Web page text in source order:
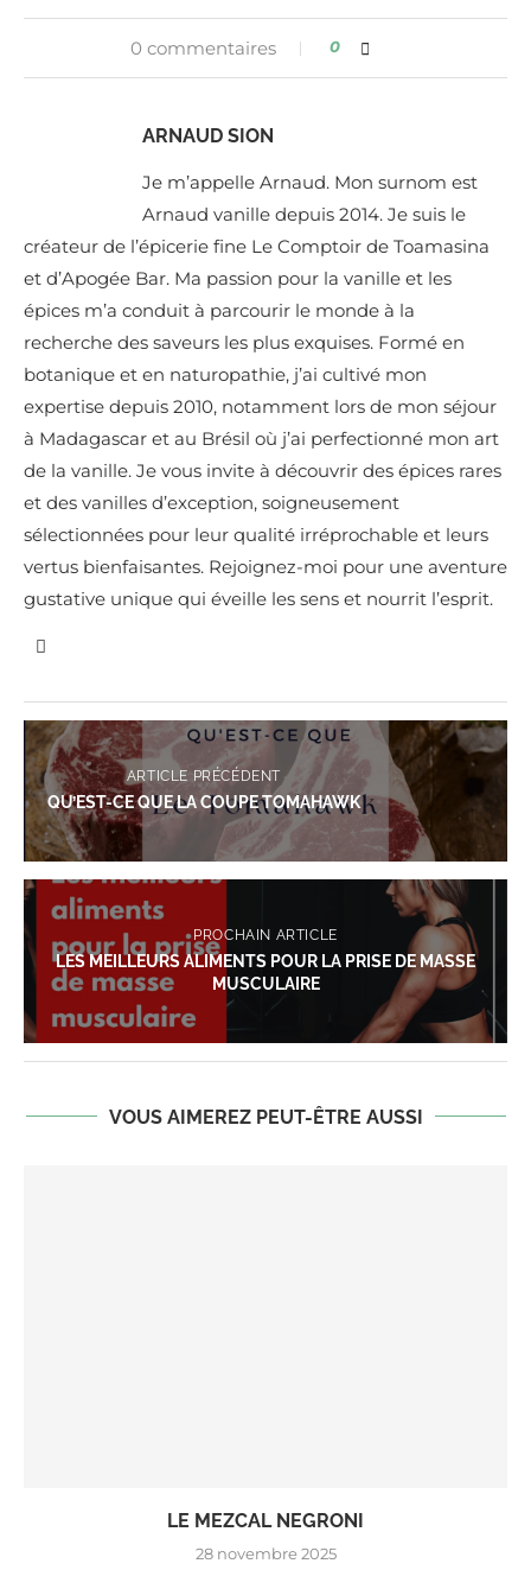
0 commentaires 0
ARNAUD SION
Je m’appelle Arnaud. Mon surnom est
Arnaud vanille depuis 2014. Je suis le
créateur de l’épicerie fine Le Comptoir de Toamasina
et d’Apogée Bar. Ma passion pour la vanille et les
épices m’a conduit à parcourir le monde à la
recherche des saveurs les plus exquises. Formé en
botanique et en naturopathie, j’ai cultivé mon
expertise depuis 2010, notamment lors de mon séjour
à Madagascar et au Brésil où j’ai perfectionné mon art
de la vanille. Je vous invite à découvrir des épices rares
et des vanilles d’exception, soigneusement
sélectionnées pour leur qualité irréprochable et leurs
vertus bienfaisantes. Rejoignez-moi pour une aventure
gustative unique qui éveille les sens et nourrit l’esprit.
ARTICLE PRÉCÉDENT
QU’EST-CE QUE LA COUPE TOMAHAWK
PROCHAIN ARTICLE
LES MEILLEURS ALIMENTS POUR LA PRISE DE MASSE
MUSCULAIRE
VOUS AIMEREZ PEUT-ÊTRE AUSSI
LE MEZCAL NEGRONI
28 novembre 2025